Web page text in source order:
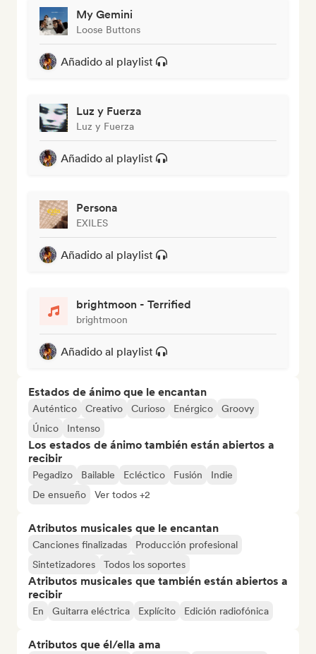
My Gemini
Loose Buttons
Añadido al playlist
Luz y Fuerza
Luz y Fuerza
Añadido al playlist
Persona
EXILES
Añadido al playlist
brightmoon - Terrified
brightmoon
Añadido al playlist
Estados de ánimo que le encantan
Auténtico Creativo Curioso Enérgico
Groovy
Único
Intenso
Los estados de ánimo también están abiertos a
recibir
Pegadizo Bailable Ecléctico Fusión
Indie
De ensueño
Ver todos +2
Atributos musicales que le encantan
Canciones finalizadas
Producción profesional
Sintetizadores
Todos los soportes
Atributos musicales que también están abiertos a
recibir
En Guitarra eléctrica Explícito Edición radiofónica
Atributos que él/ella ama